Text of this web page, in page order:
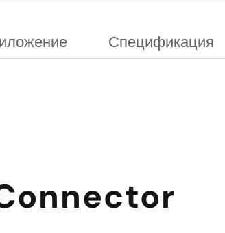
Спецификация